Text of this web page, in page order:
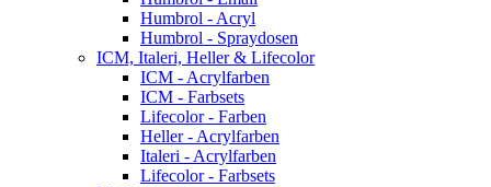
Humbrol - Acryl
Humbrol - Spraydosen
ICM, Italeri, Heller & Lifecolor
ICM - Acrylfarben
ICM - Farbsets
Lifecolor - Farben
Heller - Acrylfarben
Italeri - Acrylfarben
Lifecolor - Farbsets